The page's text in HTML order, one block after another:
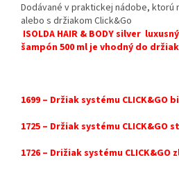
Dodávané v praktickej nádobe,
alebo s držiakom Click&Go
ISOLDA HAIR & BODY silver
šampón 500 mlje vhodný do
1699 – Držiak systému CLICK&GO
1725 – Držiak systému CLICK&GO
1726 – Drižiak systému CLICK&GO